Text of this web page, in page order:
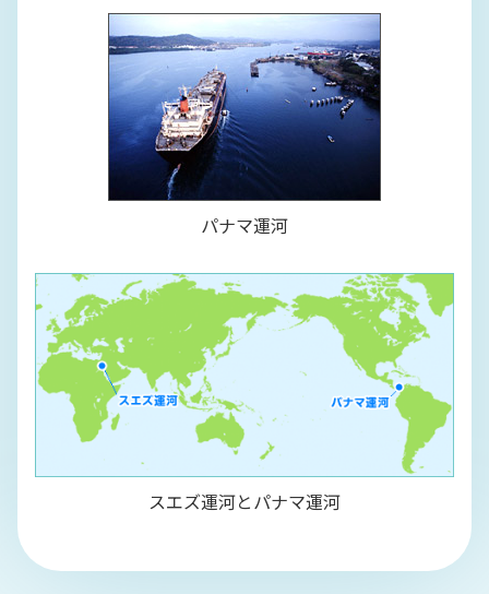
パナマ運河
スエズ運河とパナマ運河